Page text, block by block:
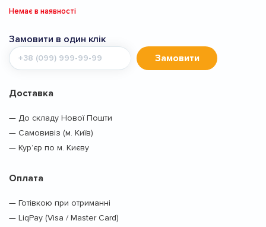
Немає в наявності
Замовити в один клік
Мобільний
телефон
Замовити
Доставка
— До складу Нової Пошти
— Самовивіз (м. Київ)
— Кур’єр по м. Києву
Оплата
— Готівкою при отриманні
— LiqPay (Visa / Master Card)